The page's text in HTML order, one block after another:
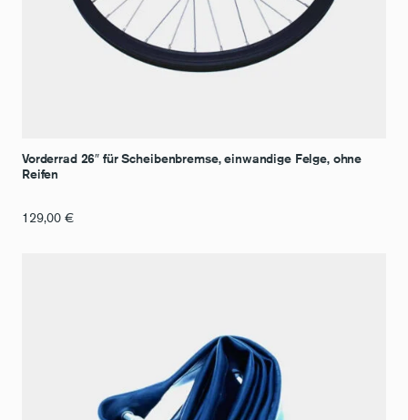
Vorderrad 26″ für Scheibenbremse, einwandige Felge, ohne
Reifen
129,00 €